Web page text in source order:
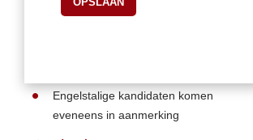
Goede kennis van gastronomie;
Engelstalige kandidaten komen
eveneens in aanmerking